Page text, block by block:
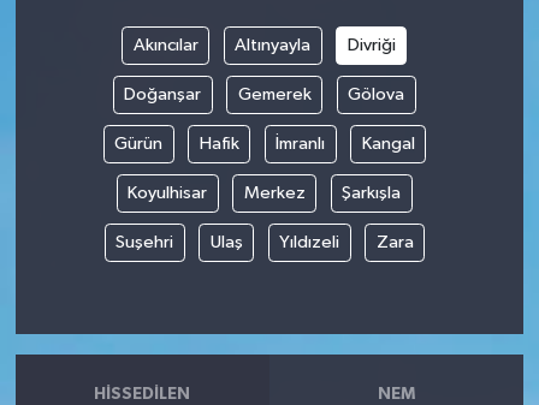
Akıncılar Altınyayla Divriği
Doğanşar Gemerek Gölova
Gürün Hafik İmranlı Kangal
Koyulhisar Merkez Şarkışla
Suşehri Ulaş Yıldızeli Zara
HISSEDILEN NEM